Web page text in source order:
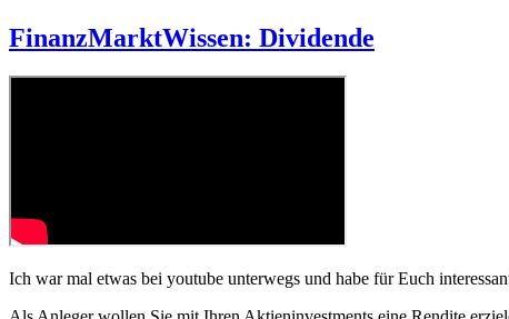
FinanzMarktWissen: Dividende
Ich war mal etwas bei youtube unterwegs und habe für Euch